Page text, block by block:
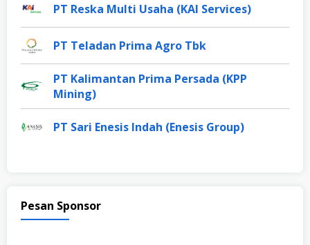
PT Reska Multi Usaha (KAI Services)
PT Teladan Prima Agro Tbk
PT Kalimantan Prima Persada (KPP
Mining)
PT Sari Enesis Indah (Enesis Group)
Pesan Sponsor